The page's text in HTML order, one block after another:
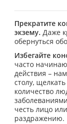
Прекратите
экзему. Даже
обернуться
Избегайте
часто
действия –
столу,
количество
честь лицо
раздражению.